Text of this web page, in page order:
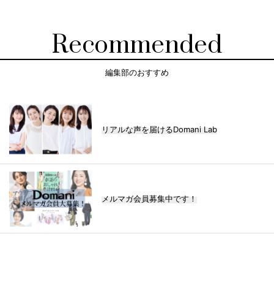
Recommended
編集部のおすすめ
リアルな声を届けるDomani Lab
メルマガ会員募集中です！